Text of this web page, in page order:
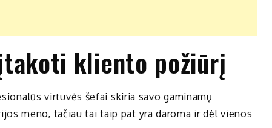
kliento požiūrį
virtuvės šefai skiria savo gaminamų
meno, tačiau tai taip pat yra daroma ir dėl vienos